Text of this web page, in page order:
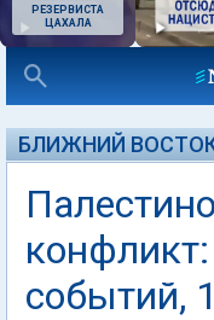
РЕЗЕРВИСТА
ЦАХАЛА
БЛИЖНИЙ
событий,